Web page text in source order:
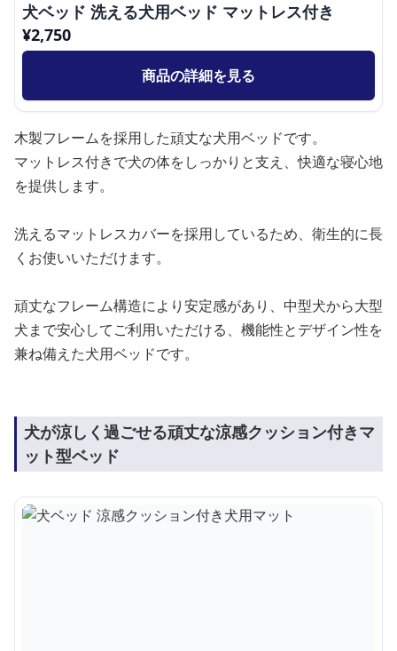
犬ベッド 洗える犬用ベッド マットレス付き
¥2,750
商品の詳細を見る
木製フレームを採用した頑丈な犬用ベッドです。
マットレス付きで犬の体をしっかりと支え、快適な寝心地
を提供します。
洗えるマットレスカバーを採用しているため、衛生的に長
くお使いいただけます。
頑丈なフレーム構造により安定感があり、中型犬から大型
犬まで安心してご利用いただける、機能性とデザイン性を
兼ね備えた犬用ベッドです。
犬が涼しく過ごせる頑丈な涼感クッション付きマ
ット型ベッド